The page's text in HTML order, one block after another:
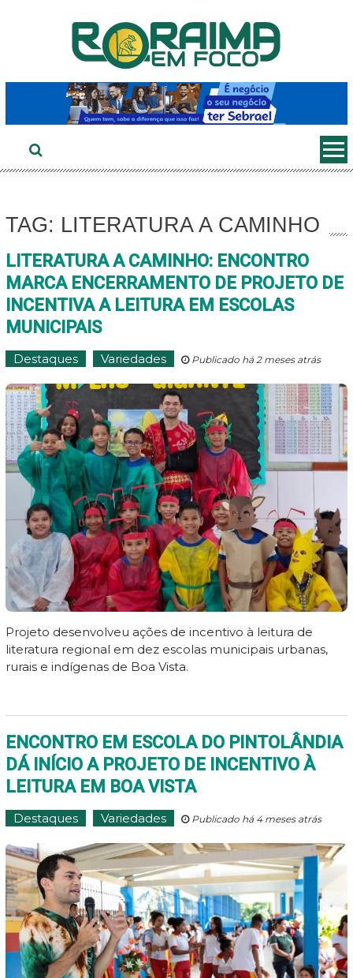
TAG: LITERATURA A CAMINHO
LITERATURA A CAMINHO: ENCONTRO
MARCA ENCERRAMENTO DE PROJETO DE
INCENTIVA A LEITURA EM ESCOLAS
MUNICIPAIS
Destaques Variedades Publicado há 2 meses atrás
Projeto desenvolveu ações de incentivo à leitura de
literatura regional em dez escolas municipais urbanas,
rurais e indígenas de Boa Vista.
ENCONTRO EM ESCOLA DO PINTOLÂNDIA
DÁ INÍCIO A PROJETO DE INCENTIVO À
LEITURA EM BOA VISTA
Destaques Variedades Publicado há 4 meses atrás